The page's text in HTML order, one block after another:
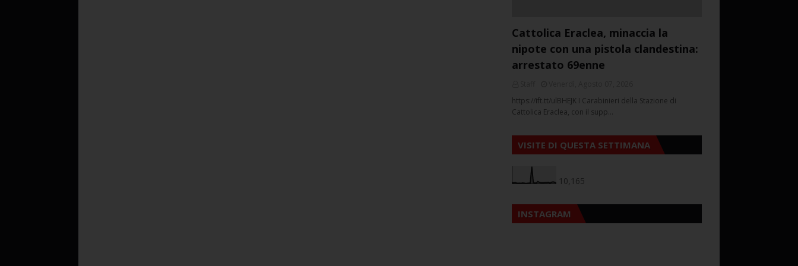
Cattolica Eraclea, minaccia la
nipote con una pistola clandestina:
arrestato 69enne
https://ift.tt/ulBHEJK I Carabinieri della Stazione di
Cattolica Eraclea, con il supp…
VISITE DI QUESTA SETTIMANA
10,165
INSTAGRAM